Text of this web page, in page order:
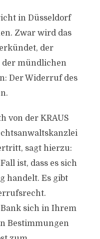
in Düsseldorf
Zwar wird das
der
der mündlichen
Der Widerruf des
von der KRAUS
sagt hierzu:
ist, dass es sich
handelt. Es gibt
sich in Ihrem
Bestimmungen